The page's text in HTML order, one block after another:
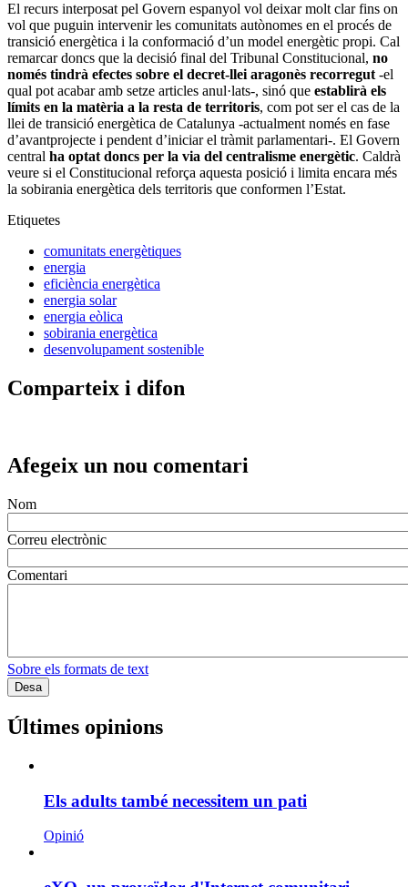
El recurs interposat pel Govern espanyol vol deixar molt clar fins on
vol que puguin intervenir les comunitats autònomes en el procés de
transició energètica i la conformació d’un model energètic propi. Cal
remarcar doncs que la decisió final del Tribunal Constitucional, no
només tindrà efectes sobre el decret-llei aragonès recorregut-el
qual pot acabar amb setze articles anul·lats-, sinó que establirà els
límits en la matèria a la resta de territoris, com pot ser el cas de la
llei de transició energètica de Catalunya -actualment només en fase
d’avantprojecte i pendent d’iniciar el tràmit parlamentari-. El Govern
central ha optat doncs per la via del centralisme energètic. Caldrà
veure si el Constitucional reforça aquesta posició i limita encara més
la sobirania energètica dels territoris que conformen l’Estat.
Etiquetes
comunitats energètiques
energia
eficiència energètica
energia solar
energia eòlica
sobirania energètica
desenvolupament sostenible
Comparteix i difon
Afegeix un nou comentari
Nom
Correu electrònic
Comentari
Sobre els formats de text
Últimes opinions
Els adults també necessitem un pati
Opinió